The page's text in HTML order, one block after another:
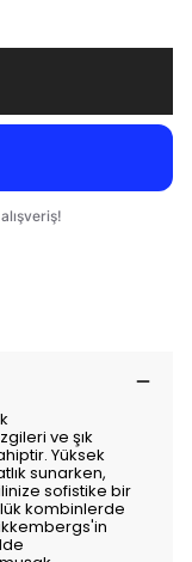
ve şık
Yüksek
sunarken,
sofistike bir
kombinlerde